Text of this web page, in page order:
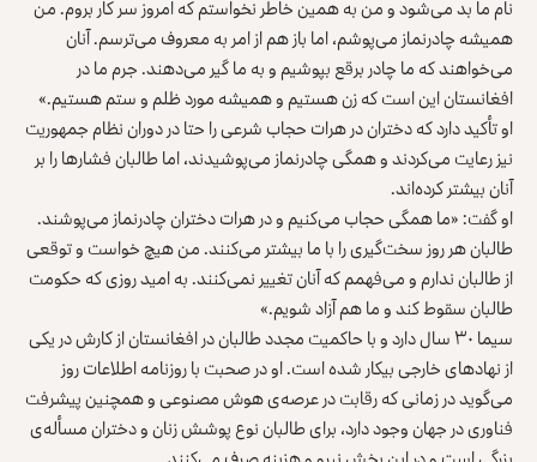
نام ما بد می‌شود و من به همین خاطر نخواستم که امروز سر کار بروم. من
همیشه چادرنماز می‌پوشم، اما باز هم از امر به معروف می‌ترسم. آنان
می‌خواهند که ما چادر برقع بپوشیم و به ما گیر می‌دهند. جرم ما در
افغانستان این است که زن هستیم و همیشه مورد ظلم و ستم هستیم.»
او تأکید دارد که دختران در هرات حجاب شرعی را حتا در دوران نظام جمهوریت
نیز رعایت می‌کردند و همگی چادرنماز می‌پوشیدند، اما طالبان فشارها را بر
آنان بیشتر کرده‌اند.
او گفت: «ما همگی حجاب می‌کنیم و در هرات دختران چادرنماز می‌پوشند.
طالبان هر روز سخت‌گیری را با ما بیشتر می‌کنند. من هیچ خواست و توقعی
از طالبان ندارم و می‌فهمم که آنان تغییر نمی‌کنند. به امید روزی که حکومت
طالبان سقوط کند و ما هم آزاد شویم.»
سیما ۳۰ سال دارد و با حاکمیت مجدد طالبان در افغانستان از کارش در یکی
از نهادهای خارجی بیکار شده است. او در صحبت با روزنامه اطلاعات روز
می‌گوید در زمانی که رقابت در عرصه‌ی هوش مصنوعی و همچنین پیشرفت
فناوری در جهان وجود دارد، برای طالبان نوع پوشش زنان و دختران مسأله‌ی